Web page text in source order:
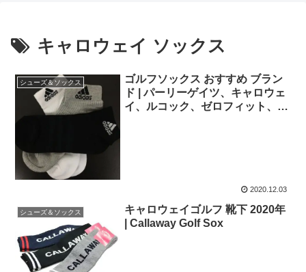
キャロウェイ ソックス
シューズ＆ソックス
ゴルフソックス おすすめ ブラン
ド | パーリーゲイツ、キャロウェ
イ、ルコック、ゼロフィット、タ
2020.12.03
シューズ＆ソックス
キャロウェイゴルフ 靴下 2020年
| Callaway Golf Sox